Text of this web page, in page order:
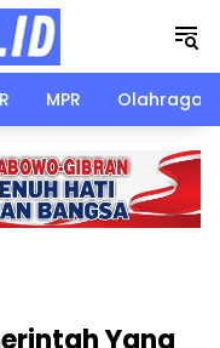
MPR Olahraga
Yang